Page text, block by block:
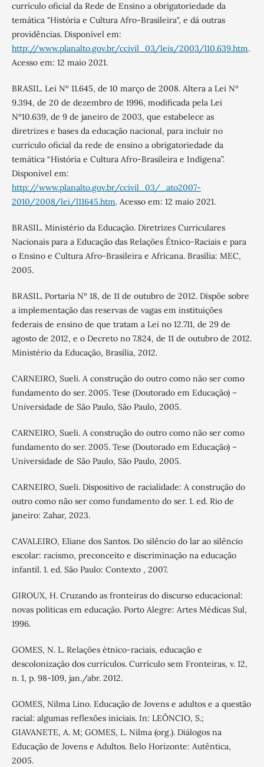
currículo oficial da Rede de Ensino a obrigatoriedade da
temática "História e Cultura Afro-Brasileira", e dá outras
providências. Disponível em:
http://www.planalto.gov.br/ccivil_03/leis/2003/l10.639.htm.
Acesso em: 12 maio 2021.
BRASIL. Lei Nº 11.645, de 10 março de 2008. Altera a Lei Nº
9.394, de 20 de dezembro de 1996, modificada pela Lei
Nº10.639, de 9 de janeiro de 2003, que estabelece as
diretrizes e bases da educação nacional, para incluir no
currículo oficial da rede de ensino a obrigatoriedade da
temática “História e Cultura Afro-Brasileira e Indígena”.
Disponível em:
http://www.planalto.gov.br/ccivil_03/_ato2007-
2010/2008/lei/l11645.htm. Acesso em: 12 maio 2021.
BRASIL. Ministério da Educação. Diretrizes Curriculares
Nacionais para a Educação das Relações Étnico-Raciais e para
o Ensino e Cultura Afro-Brasileira e Africana. Brasília: MEC,
2005.
BRASIL. Portaria Nº 18, de 11 de outubro de 2012. Dispõe sobre
a implementação das reservas de vagas em instituições
federais de ensino de que tratam a Lei no 12.711, de 29 de
agosto de 2012, e o Decreto no 7.824, de 11 de outubro de 2012.
Ministério da Educação, Brasília, 2012.
CARNEIRO, Sueli. A construção do outro como não ser como
fundamento do ser. 2005. Tese (Doutorado em Educação) –
Universidade de São Paulo, São Paulo, 2005.
CARNEIRO, Sueli. A construção do outro como não ser como
fundamento do ser. 2005. Tese (Doutorado em Educação) –
Universidade de São Paulo, São Paulo, 2005.
CARNEIRO, Sueli. Dispositivo de racialidade: A construção do
outro como não ser como fundamento do ser. 1. ed. Rio de
janeiro: Zahar, 2023.
CAVALEIRO, Eliane dos Santos. Do silêncio do lar ao silêncio
escolar: racismo, preconceito e discriminação na educação
infantil. 1. ed. São Paulo: Contexto , 2007.
GIROUX, H. Cruzando as fronteiras do discurso educacional:
novas políticas em educação. Porto Alegre: Artes Médicas Sul,
1996.
GOMES, N. L. Relações étnico-raciais, educação e
descolonização dos currículos. Currículo sem Fronteiras, v. 12,
n. 1, p. 98-109, jan./abr. 2012.
GOMES, Nilma Lino. Educação de Jovens e adultos e a questão
racial: algumas reflexões iniciais. In: LEÔNCIO, S.;
GIAVANETE, A. M; GOMES, L. Nilma (org.). Diálogos na
Educação de Jovens e Adultos. Belo Horizonte: Autêntica,
2005.